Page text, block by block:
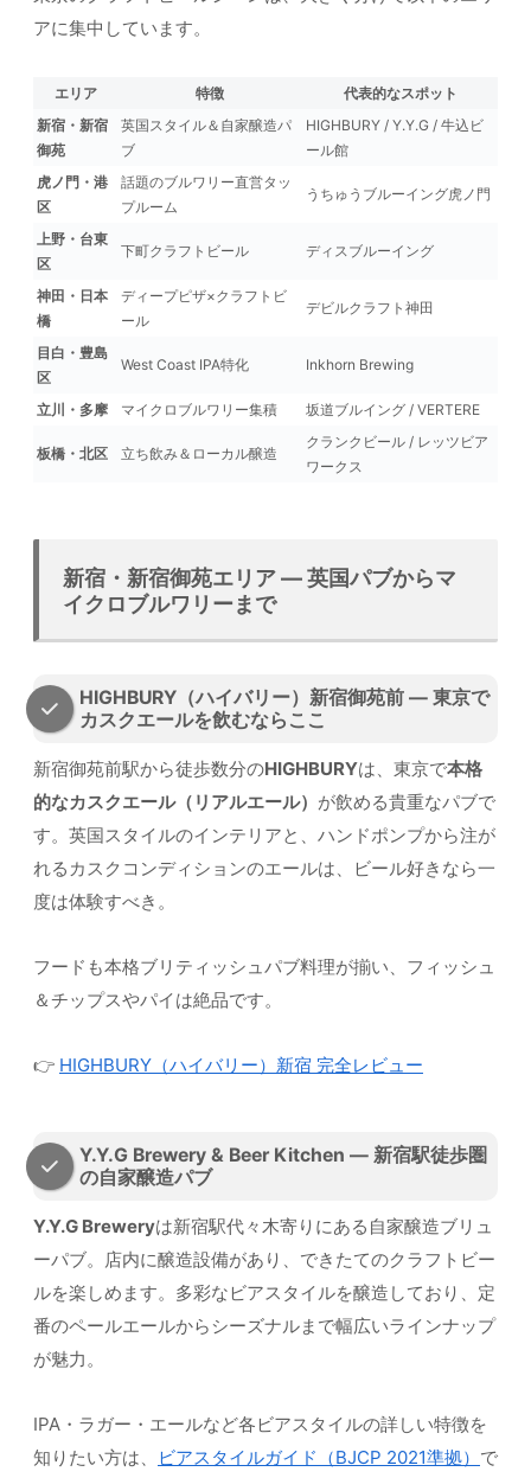
アに集中しています。
エリア 特徴
代表的なスポット
新宿・新宿
御苑
英国スタイル＆自家醸造パ
ブ
HIGHBURY / Y.Y.G / 牛込ビ
ール館
虎ノ門・港
区
話題のブルワリー直営タッ
プルーム
うちゅうブルーイング虎ノ門
上野・台東
区
下町クラフトビール ディスブルーイング
神田・日本
橋
ディープピザ×クラフトビ
ール
デビルクラフト神田
目白・豊島
区
West Coast IPA特化 Inkhorn Brewing
立川・多摩 マイクロブルワリー集積 坂道ブルイング / VERTERE
板橋・北区 立ち飲み＆ローカル醸造
クランクビール / レッツビア
ワークス
新宿・新宿御苑エリア — 英国パブからマ
イクロブルワリーまで
HIGHBURY（ハイバリー）新宿御苑前 — 東京で
カスクエールを飲むならここ
新宿御苑前駅から徒歩数分のHIGHBURYは、東京で本格
的なカスクエール（リアルエール） が飲める貴重なパブで
す。英国スタイルのインテリアと、ハンドポンプから注が
れるカスクコンディションのエールは、ビール好きなら一
度は体験すべき。
フードも本格ブリティッシュパブ料理が揃い、フィッシュ
＆チップスやパイは絶品です。
👉 HIGHBURY（ハイバリー）新宿 完全レビュー
Y.Y.G Brewery & Beer Kitchen — 新宿駅徒歩圏
の自家醸造パブ
Y.Y.G Breweryは新宿駅代々木寄りにある自家醸造ブリュ
ーパブ。店内に醸造設備があり、できたてのクラフトビー
ルを楽しめます。多彩なビアスタイルを醸造しており、定
番のペールエールからシーズナルまで幅広いラインナップ
が魅力。
IPA・ラガー・エールなど各ビアスタイルの詳しい特徴を
知りたい方は、
ビアスタイルガイド（BJCP 2021準拠） で